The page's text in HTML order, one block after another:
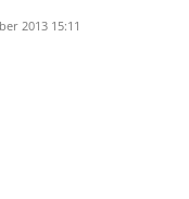
2013 15:11